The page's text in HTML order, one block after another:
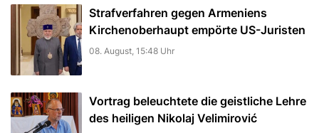
Strafverfahren gegen Armeniens
Kirchenoberhaupt empörte US-Juristen
08. August, 15:48 Uhr
Vortrag beleuchtete die geistliche Lehre
des heiligen Nikolaj Velimirović